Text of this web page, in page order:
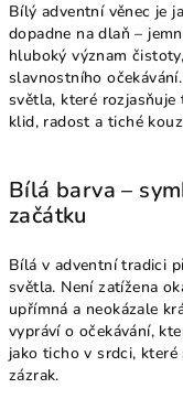
Bílý adventní věnec je
dopadne na dlaň –
hluboký význam
slavnostního
světla, které rozjasňuje
klid, radost a tiché
Bílá barva –
začátku
Bílá v adventní tradici
světla. Není zatížena
upřímná a neokázale
vypráví o očekávání,
jako ticho v srdci,
zázrak.